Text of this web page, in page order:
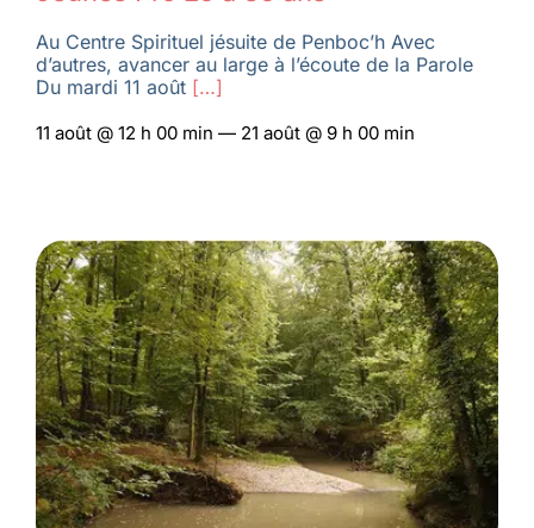
Au Centre Spirituel jésuite de Penboc’h Avec
d’autres, avancer au large à l’écoute de la Parole
Du mardi 11 août[…]
11 août @ 12 h 00 min — 21 août @ 9 h 00 min